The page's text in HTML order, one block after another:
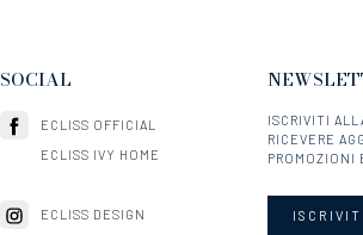
SOCIAL
ECLISS OFFICIAL
ECLISS IVY HOME
ECLISS DESIGN
ISCRIVITI
RICEVERE
PROMOZIONI
ISCRIVITI